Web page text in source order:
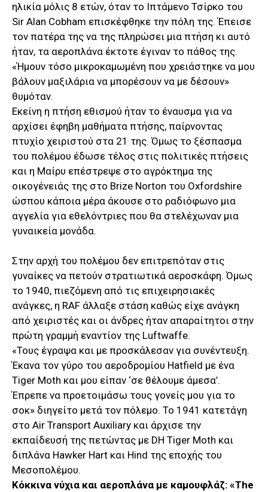
ηλικία μόλις 8 ετών, όταν το Ιπτάμενο Τσίρκο του
Sir Alan Cobham επισκέφθηκε την πόλη της. Έπεισε
τον πατέρα της να της πληρώσει μια πτήση κι αυτό
ήταν, τα αεροπλάνα έκτοτε έγιναν το πάθος της.
«Ήμουν τόσο μικροκαμωμένη που χρειάστηκε να μου
βάλουν μαξιλάρια να μπορέσουν να με δέσουν»
θυμόταν.
Εκείνη η πτήση εθισμού ήταν το έναυσμα για να
αρχίσει έφηβη μαθήματα πτήσης, παίρνοντας
πτυχίο χειριστού στα 21 της. Όμως το ξέσπασμα
του πολέμου έδωσε τέλος στις πολιτικές πτήσεις
και η Μαίρυ επέστρεψε στο αγρόκτημα της
οικογένειάς της στο Brize Norton του Oxfordshire
ώσπου κάποια μέρα άκουσε στο ραδιόφωνο μια
αγγελία για εθελόντριες που θα στελέχωναν μια
γυναικεία μονάδα.
Στην αρχή του πολέμου δεν επιτρεπόταν στις
γυναίκες να πετούν στρατιωτικά αεροσκάφη. Όμως
το 1940, πιεζόμενη από τις επιχειρησιακές
ανάγκες, η RAF άλλαξε στάση καθώς είχε ανάγκη
από χειριστές και οι άνδρες ήταν απαραίτητοι στην
πρώτη γραμμή εναντίον της Luftwaffe.
«Τους έγραψα και με προσκάλεσαν για συνέντευξη.
Έκανα τον γύρο του αεροδρομίου Hatfield με ένα
Tiger Moth και μου είπαν ‘σε θέλουμε άμεσα’.
Έπρεπε να προετοιμάσω τους γονείς μου για το
σοκ» διηγείτο μετά τον πόλεμο. Το 1941 κατετάγη
στο Air Transport Auxiliary και άρχισε την
εκπαίδευσή της πετώντας με DH Tiger Moth και
διπλάνα Hawker Hart και Hind της εποχής του
Μεσοπολέμου.
Κόκκινα νύχια και αεροπλάνα με καμουφλάζ: «The